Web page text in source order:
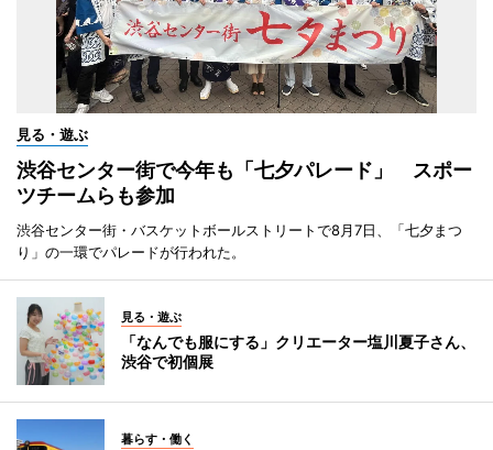
見る・遊ぶ
渋谷センター街で今年も「七夕パレード」 スポー
ツチームらも参加
渋谷センター街・バスケットボールストリートで8月7日、「七夕まつ
り」の一環でパレードが行われた。
見る・遊ぶ
「なんでも服にする」クリエーター塩川夏子さん、
渋谷で初個展
暮らす・働く